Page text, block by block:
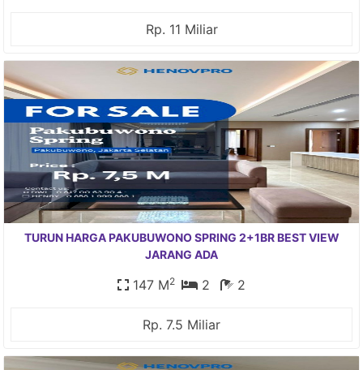
Rp. 11 Miliar
TURUN HARGA PAKUBUWONO SPRING 2+1BR BEST VIEW
JARANG ADA
147 M2 2 2
Rp. 7.5 Miliar